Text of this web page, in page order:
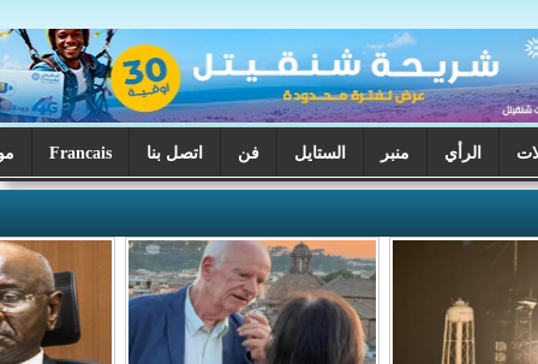
الستايل فن اتصل بنا Francais موريتانيا اليوم